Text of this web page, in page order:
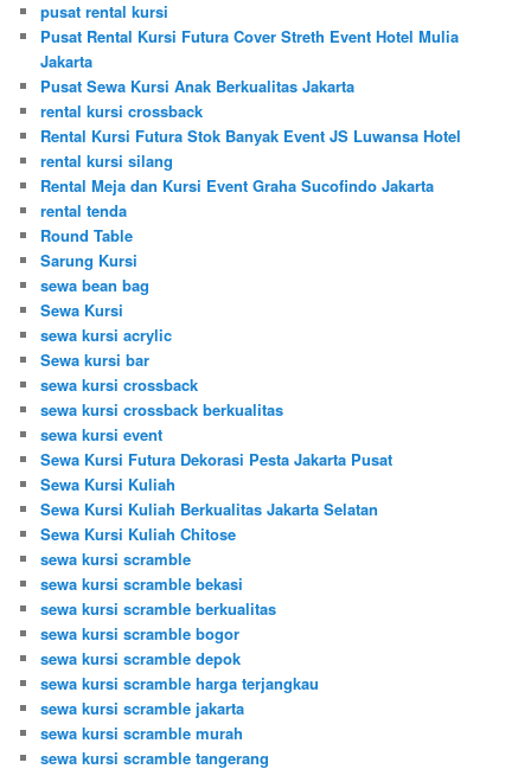
pusat rental kursi
Pusat Rental Kursi Futura Cover Streth Event Hotel Mulia
Jakarta
Pusat Sewa Kursi Anak Berkualitas Jakarta
rental kursi crossback
Rental Kursi Futura Stok Banyak Event JS Luwansa Hotel
rental kursi silang
Rental Meja dan Kursi Event Graha Sucofindo Jakarta
rental tenda
Round Table
Sarung Kursi
sewa bean bag
Sewa Kursi
sewa kursi acrylic
Sewa kursi bar
sewa kursi crossback
sewa kursi crossback berkualitas
sewa kursi event
Sewa Kursi Futura Dekorasi Pesta Jakarta Pusat
Sewa Kursi Kuliah
Sewa Kursi Kuliah Berkualitas Jakarta Selatan
Sewa Kursi Kuliah Chitose
sewa kursi scramble
sewa kursi scramble bekasi
sewa kursi scramble berkualitas
sewa kursi scramble bogor
sewa kursi scramble depok
sewa kursi scramble harga terjangkau
sewa kursi scramble jakarta
sewa kursi scramble murah
sewa kursi scramble tangerang